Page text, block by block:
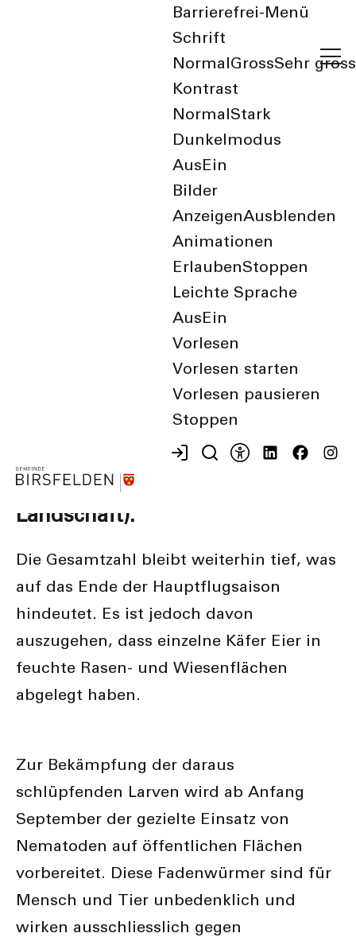
Barrierefrei-Menü
Schrift
Normal GrossSehr gross
Kontrast
Normal Stark
Dunkelmodus
Aus Ein
Bilder
AnzeigenAusblenden
Animationen
ErlaubenStoppen
Leichte Sprache
Aus Ein
Vorlesen
Vorlesen starten
Vorlesen pausieren
Stoppen
Aktuelles zum
Seit dem letzten "Update" von
Anfang August 2025 wurden
vereinzelt weitere Japankäfer in
beiden Basel gefunden (6 in
Basel-Stadt, 3 in Basel-
Landschaft).
Die Gesamtzahl bleibt weiterhin tief, was
auf das Ende der Hauptflugsaison
hindeutet. Es ist jedoch davon
auszugehen, dass einzelne Käfer Eier in
feuchte Rasen- und Wiesenflächen
abgelegt haben.
Zur Bekämpfung der daraus
schlüpfenden Larven wird ab Anfang
September der gezielte Einsatz von
Nematoden auf öffentlichen Flächen
vorbereitet. Diese Fadenwürmer sind für
Mensch und Tier unbedenklich und
wirken ausschliesslich gegen